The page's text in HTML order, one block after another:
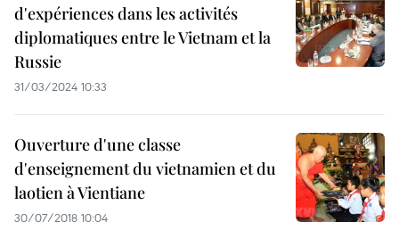
d'expériences dans les activités
diplomatiques entre le Vietnam et la
Russie
31/03/2024 10:33
Ouverture d'une classe
d'enseignement du vietnamien et du
laotien à Vientiane
30/07/2018 10:04